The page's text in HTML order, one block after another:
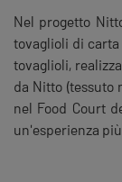
Nel progetto
tovaglioli di carta
tovaglioli,
da Nitto (tessuto
nel Food Court
un'esperienza